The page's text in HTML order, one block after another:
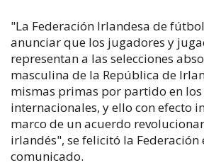
"La Federación Irlandesa de
anunciar que los jugadores y
representan a las selecciones
masculina de la República de
mismas primas por partido en los
internacionales, y ello con efecto
marco de un acuerdo
irlandés", se felicitó la Federación
comunicado.